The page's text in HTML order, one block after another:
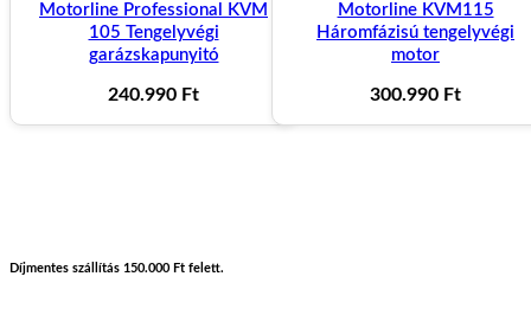
4.990Ft
Motorline Professional KVM
105 Tengelyvégi
garázskapunyitó
240.990 Ft
Motorline KVM115
Háromfázisú tengelyvégi
motor
300.990 Ft
Díjmentes szállítás 150.000 Ft felett.